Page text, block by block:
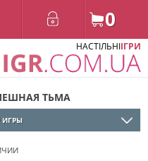
0
НАСТІЛЬНІІГРИ
ТЬМА
ИГРЫ